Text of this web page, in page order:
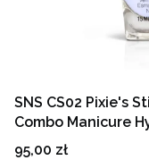
SNS CS02 Pixie's
Combo Manicure
Cena
95,00 zł